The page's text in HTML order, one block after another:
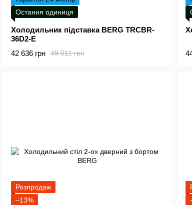
Остання одиниця
Холодильник підставка BERG TRCBR-
36D2-E
49 011 грн
42 636 грн
Розпродаж
−13%